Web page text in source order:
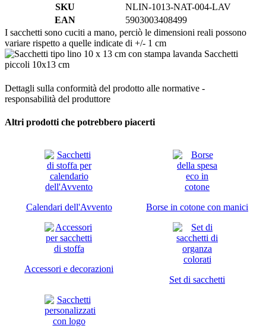
SKU
NLIN-1013-NAT-004-LAV
EAN
5903003408499
I sacchetti sono cuciti a mano, perciò le dimensioni reali possono
variare rispetto a quelle indicate di +/- 1 cm
Dettagli sulla conformità del prodotto alle normative -
responsabilità del produttore
Altri prodotti che potrebbero piacerti
Calendari dell'Avvento Borse in cotone con manici
Accessori e decorazioni
Set di sacchetti